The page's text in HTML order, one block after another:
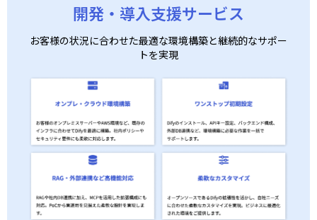
開発・導入支援サービス
お客様の状況に合わせた最適な環境構築と継続的なサポー
トを実現